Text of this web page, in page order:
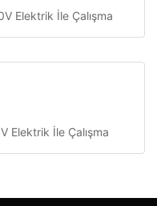
Elektrik İle Çalışma
Elektrik İle Çalışma